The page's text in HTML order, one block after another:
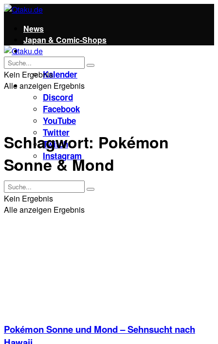
News
Japan & Comic-Shops
Qtaku
Kalender
Social
Discord
Facebook
YouTube
Twitter
Twitch
Instagram
Unterstützt uns!
Kein Ergebnis
Alle anzeigen Ergebnis
Kein Ergebnis
Alle anzeigen Ergebnis
Schlagwort: Pokémon
Sonne & Mond
Pokémon Sonne und Mond – Sehnsucht nach